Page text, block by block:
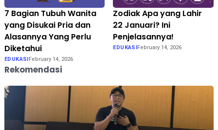
7 Bagian Tubuh Wanita
yang Disukai Pria dan
Alasannya Yang Perlu
Diketahui
EDUKASI February 14, 2026
Zodiak Apa yang Lahir
22 Januari? Ini
Penjelasannya!
EDUKASI February 14, 2026
Rekomendasi